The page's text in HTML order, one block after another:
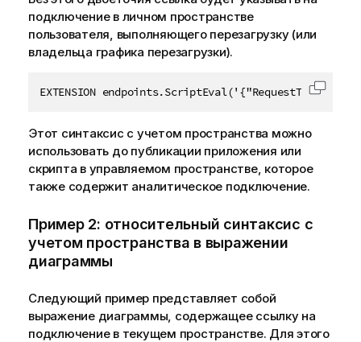
подключение в личном пространстве
пользователя, выполняющего перезагрузку (или
владельца графика перезагрузки).
EXTENSION
Этот синтаксис с учетом пространства можно
использовать до публикации приложения или
скрипта в управляемом пространстве, которое
также содержит аналитическое подключение.
Пример 2: относительный синтаксис с
учетом пространства в выражении
диаграммы
Следующий пример представляет собой
выражение диаграммы, содержащее ссылку на
подключение в текущем пространстве. Для этого